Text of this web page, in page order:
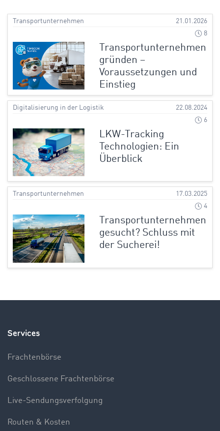
Transportunternehmen
21.01.2026
8
Transportunternehmen
gründen –
Voraussetzungen und
Einstieg
Digitalisierung in der Logistik
22.08.2024
6
LKW-Tracking
Technologien: Ein
Überblick
Transportunternehmen
17.03.2025
4
Transportunternehmen
gesucht? Schluss mit
der Sucherei!
Services
Frachtenbörse
Geschlossene Frachtenbörse
Live-Sendungsverfolgung
Routen & Kosten